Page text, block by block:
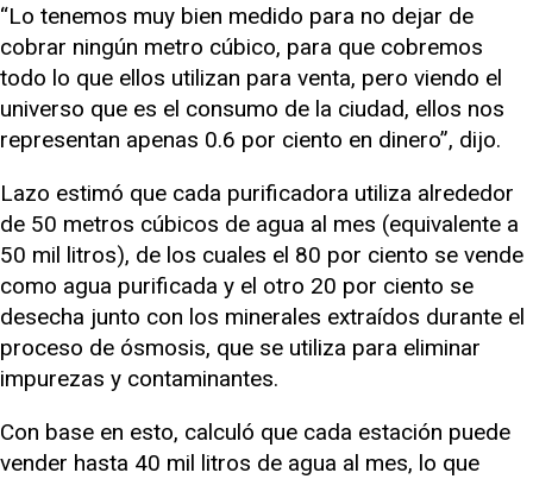
“Lo tenemos muy bien medido para no dejar de
cobrar ningún metro cúbico, para que cobremos
todo lo que ellos utilizan para venta, pero viendo el
universo que es el consumo de la ciudad, ellos nos
representan apenas 0.6 por ciento en dinero”, dijo.
Lazo estimó que cada purificadora utiliza alrededor
de 50 metros cúbicos de agua al mes (equivalente a
50 mil litros), de los cuales el 80 por ciento se vende
como agua purificada y el otro 20 por ciento se
desecha junto con los minerales extraídos durante el
proceso de ósmosis, que se utiliza para eliminar
impurezas y contaminantes.
Con base en esto, calculó que cada estación puede
vender hasta 40 mil litros de agua al mes, lo que